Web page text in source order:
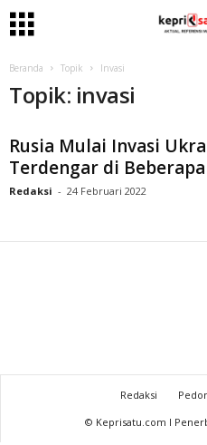
Beranda Topik Invasi
Topik: invasi
Rusia Mulai Invasi
Terdengar di
Redaksi - 24 Februari 2022
Redaksi
© Keprisatu.com I